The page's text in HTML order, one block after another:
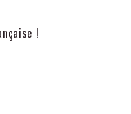
!